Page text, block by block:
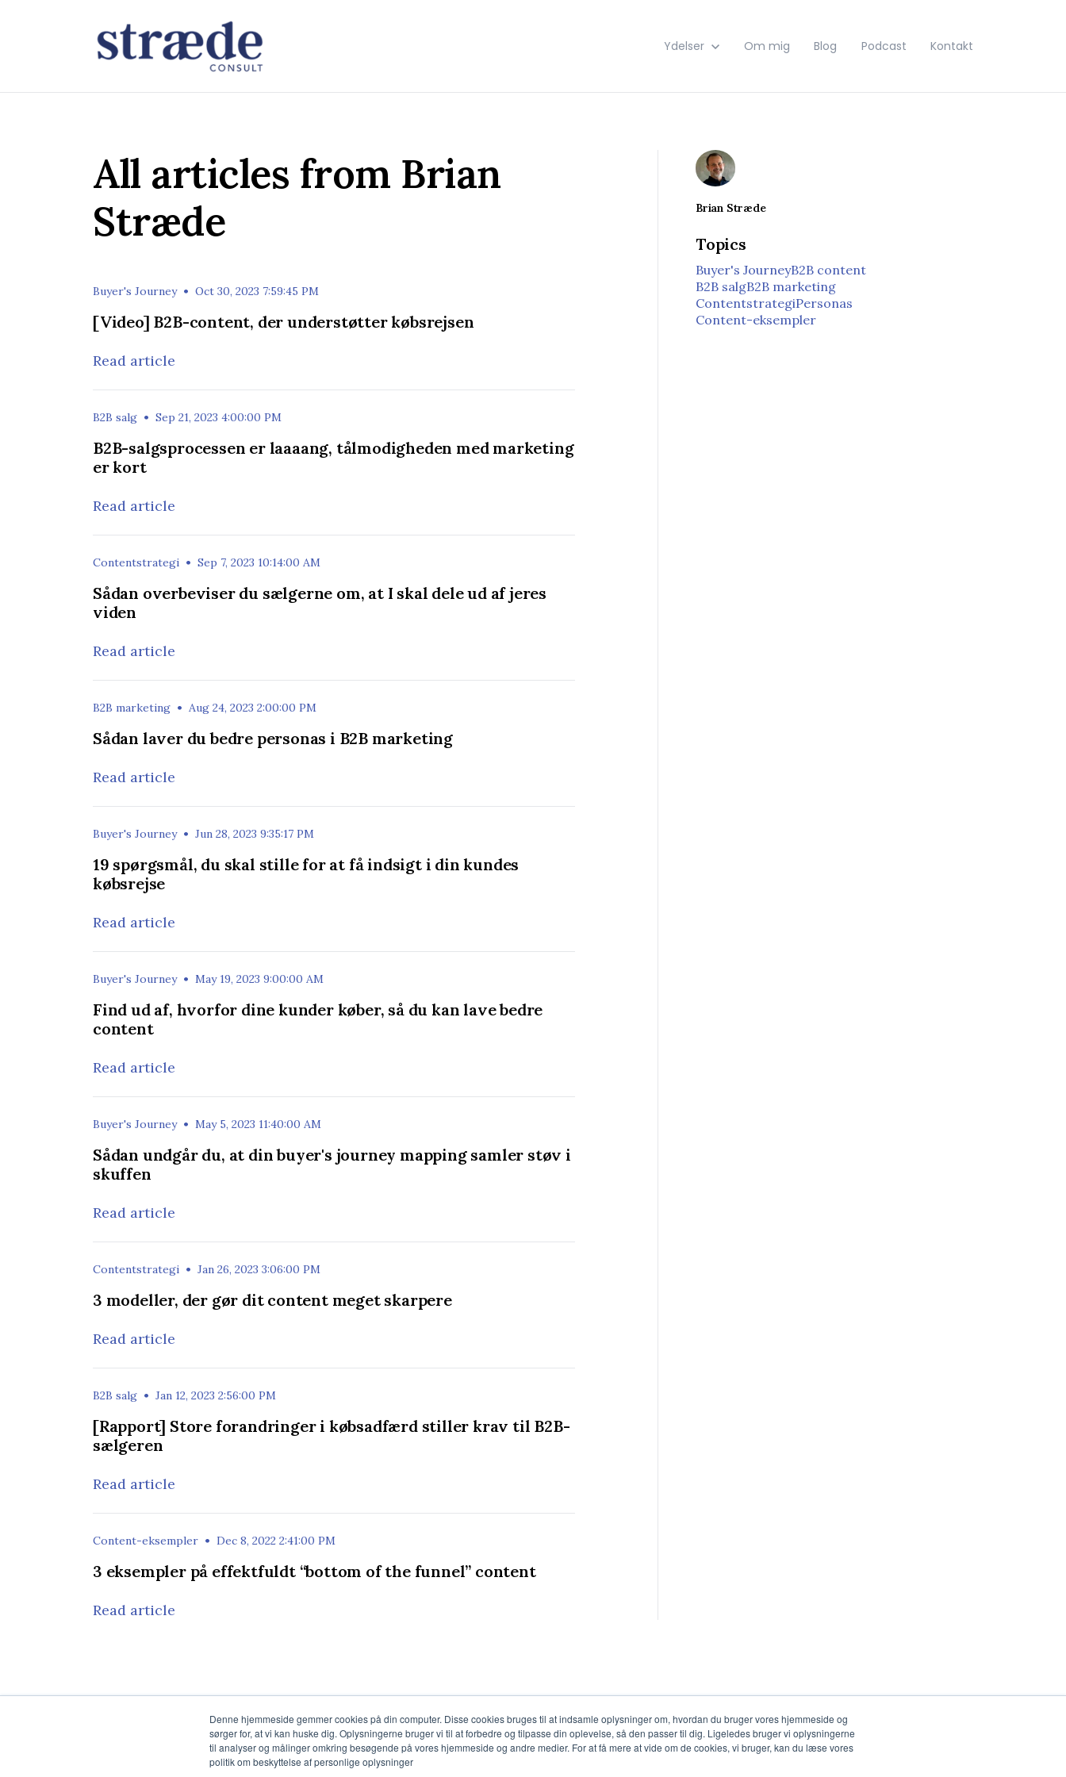
Denne hjemmeside gemmer cookies på din computer. Disse cookies bruges til at indsamle oplysninger om, hvordan du bruger vores hjemmeside og
sørger for, at vi kan huske dig. Oplysningerne bruger vi til at forbedre og tilpasse din oplevelse, så den passer til dig. Ligeledes bruger vi oplysningerne
til analyser og målinger omkring besøgende på vores hjemmeside og andre medier. For at få mere at vide om de cookies, vi bruger, kan du læse vores
politik om beskyttelse af personlige oplysninger
Show submenu for Ydelser
Ydelser Om mig Blog Podcast Kontakt
All articles from Brian
Stræde
Buyer's Journey • Oct 30, 2023 7:59:45 PM
[Video] B2B-content, der understøtter købsrejsen
Read article
B2B salg • Sep 21, 2023 4:00:00 PM
B2B-salgsprocessen er laaaang, tålmodigheden med marketing
er kort
Read article
Contentstrategi • Sep 7, 2023 10:14:00 AM
Sådan overbeviser du sælgerne om, at I skal dele ud af jeres
viden
Read article
B2B marketing • Aug 24, 2023 2:00:00 PM
Sådan laver du bedre personas i B2B marketing
Read article
Buyer's Journey • Jun 28, 2023 9:35:17 PM
19 spørgsmål, du skal stille for at få indsigt i din kundes
købsrejse
Read article
Buyer's Journey • May 19, 2023 9:00:00 AM
Find ud af, hvorfor dine kunder køber, så du kan lave bedre
content
Read article
Buyer's Journey • May 5, 2023 11:40:00 AM
Sådan undgår du, at din buyer's journey mapping samler støv i
skuffen
Read article
Contentstrategi • Jan 26, 2023 3:06:00 PM
3 modeller, der gør dit content meget skarpere
Read article
B2B salg • Jan 12, 2023 2:56:00 PM
[Rapport] Store forandringer i købsadfærd stiller krav til B2B-
sælgeren
Read article
Content-eksempler • Dec 8, 2022 2:41:00 PM
3 eksempler på effektfuldt “bottom of the funnel” content
Read article
Brian Stræde
Topics
Buyer's JourneyB2B content
B2B salgB2B marketing
ContentstrategiPersonas
Content-eksempler